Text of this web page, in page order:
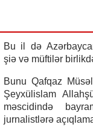
Bu il də
şiə və müftilər
Bunu Qafqaz
Şeyxülislam
məscidində
jurnalistlərə